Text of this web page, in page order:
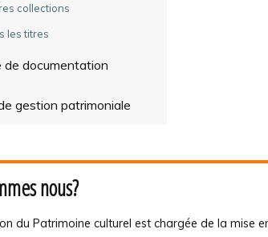
collections
les titres
de documentation
gestion patrimoniale
nous?
du Patrimoine culturel est chargée de la mise